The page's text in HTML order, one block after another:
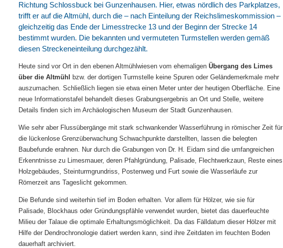
Richtung Schlossbuck bei Gunzenhausen. Hier, etwas nördlich des Parkplatzes,
trifft er auf die Altmühl, durch die – nach Einteilung der Reichslimeskommission –
gleichzeitig das Ende der Limesstrecke 13 und der Beginn der Strecke 14
bestimmt wurden. Die bekannten und vermuteten Turmstellen werden gemäß
diesen Streckeneinteilung durchgezählt.
Heute sind vor Ort in den ebenen Altmühlwiesen vom ehemaligen Übergang des Limes
über die Altmühl
bzw. der dortigen Turmstelle keine Spuren oder Geländemerkmale mehr
auszumachen. Schließlich liegen sie etwa einen Meter unter der heutigen Oberfläche. Eine
neue Informationstafel behandelt dieses Grabungsergebnis an Ort und Stelle, weitere
Details finden sich im Archäologischen Museum der Stadt Gunzenhausen.
Wie sehr aber Flussübergänge mit stark schwankender Wasserführung in römischer Zeit für
die lückenlose Grenzüberwachung Schwachpunkte darstellten, lassen die belegten
Baubefunde erahnen. Nur durch die Grabungen von Dr. H. Eidam sind die umfangreichen
Erkenntnisse zu Limesmauer, deren Pfahlgründung, Palisade, Flechtwerkzaun, Reste eines
Holzgebäudes, Steinturmgrundriss, Postenweg und Furt sowie die Wasserläufe zur
Römerzeit ans Tageslicht gekommen.
Die Befunde sind weiterhin tief im Boden erhalten. Vor allem für Hölzer, wie sie für
Palisade, Blockhaus oder Gründungspfähle verwendet wurden, bietet das dauerfeuchte
Milieu der Talaue die optimale Erhaltungsmöglichkeit. Da das Fälldatum dieser Hölzer mit
Hilfe der Dendrochronologie datiert werden kann, sind ihre Zeitdaten im feuchten Boden
dauerhaft archiviert.